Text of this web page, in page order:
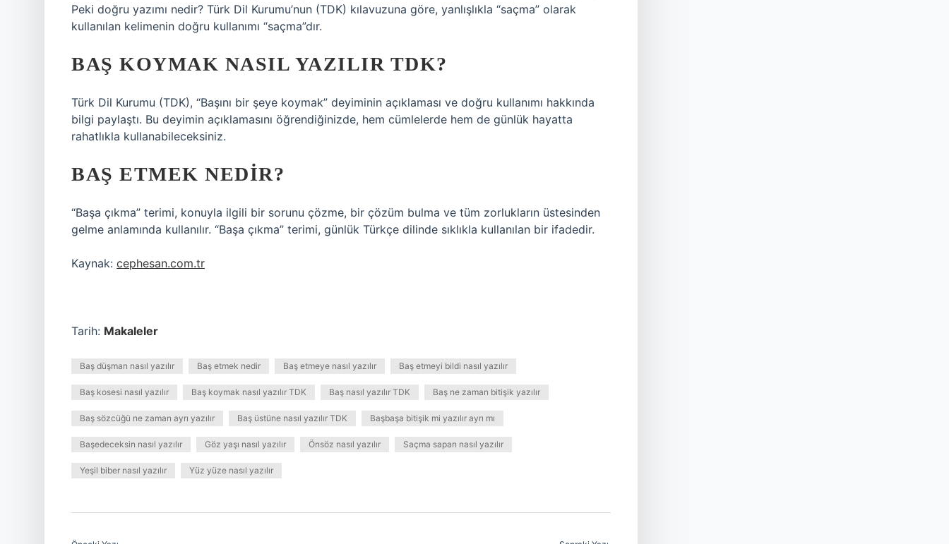
Peki doğru yazımı nedir? Türk Dil Kurumu’nun (TDK) kılavuzuna göre, yanlışlıkla “saçma” olarak
kullanılan kelimenin doğru kullanımı “saçma”dır.
BAŞ KOYMAK NASIL YAZILIR TDK?
Türk Dil Kurumu (TDK), “Başını bir şeye koymak” deyiminin açıklaması ve doğru kullanımı hakkında
bilgi paylaştı. Bu deyimin açıklamasını öğrendiğinizde, hem cümlelerde hem de günlük hayatta
rahatlıkla kullanabileceksiniz.
BAŞ ETMEK NEDIR?
“Başa çıkma” terimi, konuyla ilgili bir sorunu çözme, bir çözüm bulma ve tüm zorlukların üstesinden
gelme anlamında kullanılır. “Başa çıkma” terimi, günlük Türkçe dilinde sıklıkla kullanılan bir ifadedir.
Kaynak: cephesan.com.tr
Tarih: Makaleler
Baş düşman nasıl yazılır Baş etmek nedir Baş etmeye nasıl yazılır Baş etmeyi bildi nasıl yazılır
Baş kosesi nasıl yazılır Baş koymak nasıl yazılır TDK Baş nasıl yazılır TDK Baş ne zaman bitişik yazılır
Baş sözcüğü ne zaman ayrı yazılır Baş üstüne nasıl yazılır TDK Başbaşa bitişik mi yazılır ayrı mı
Başedeceksin nasıl yazılır Göz yaşı nasıl yazılır Önsöz nasıl yazılır Saçma sapan nasıl yazılır
Yeşil biber nasıl yazılır Yüz yüze nasıl yazılır